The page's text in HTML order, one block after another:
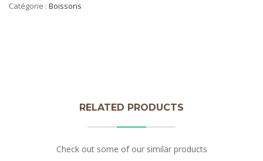
Catégorie : Boissons
RELATED PRODUCTS
Check out some of our similar products
Lassi